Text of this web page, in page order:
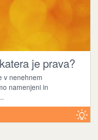
je prava?
v nenehnem
namenjeni in